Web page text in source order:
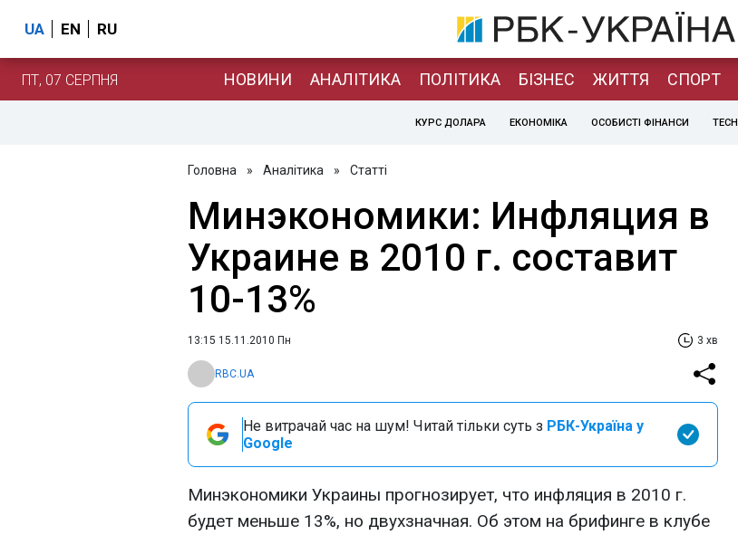
UA EN RU
ПТ, 07 СЕРПНЯ НОВИНИ АНАЛІТИКА ПОЛІТИКА БІЗНЕС ЖИТТЯ СПОРТ
КУРС ДОЛАРА ЕКОНОМІКА ОСОБИСТІ ФІНАНСИ TECH
Головна » Аналітика » Статті
Минэкономики: Инфляция в
Украине в 2010 г. составит
10-13%
13:15 15.11.2010 Пн 3 хв
RBC.UA
Не витрачай час на шум! Читай тільки суть з РБК-Україна у
Google
Минэкономики Украины прогнозирует, что инфляция в 2010 г.
будет меньше 13%, но двухзначная. Об этом на брифинге в клубе